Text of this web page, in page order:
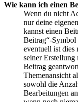
Wie kann ich einen
Wenn du nicht
nur deine
kannst einen
Beitrag“-Symbol
eventuell ist dies
seiner Erstellung
Beitrag
Themenansicht
sowohl die
Bearbeitungen